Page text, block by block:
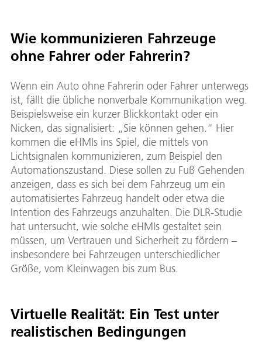
Wie kommunizieren Fahrzeuge
ohne Fahrer oder Fahrerin?
Wenn ein Auto ohne Fahrerin oder Fahrer unterwegs
ist, fällt die übliche nonverbale Kommunikation weg.
Beispielsweise ein kurzer Blickkontakt oder ein
Nicken, das signalisiert: „Sie können gehen.“ Hier
kommen die eHMIs ins Spiel, die mittels von
Lichtsignalen kommunizieren, zum Beispiel den
Automationszustand. Diese sollen zu Fuß Gehenden
anzeigen, dass es sich bei dem Fahrzeug um ein
automatisiertes Fahrzeug handelt oder etwa die
Intention des Fahrzeugs anzuhalten. Die DLR-Studie
hat untersucht, wie solche eHMIs gestaltet sein
müssen, um Vertrauen und Sicherheit zu fördern –
insbesondere bei Fahrzeugen unterschiedlicher
Größe, vom Kleinwagen bis zum Bus.
Virtuelle Realität: Ein Test unter
realistischen Bedingungen